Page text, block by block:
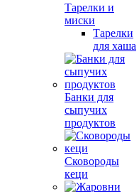
Тарелки и
миски
Тарелки
для хаша
Банки для
сыпучих
продуктов
Сковороды
кеци